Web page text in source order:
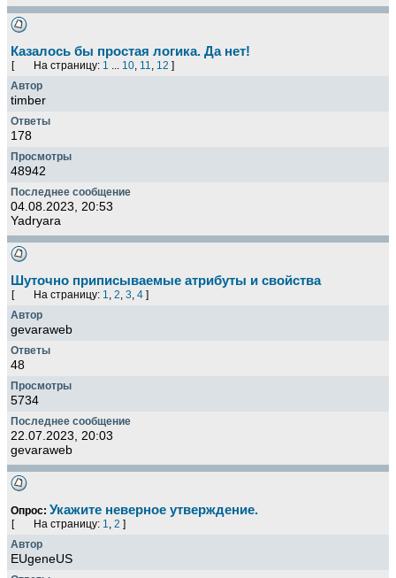
Казалось бы простая логика. Да нет!
[ На страницу: 1 ... 10, 11, 12 ]
timber
178
48942
04.08.2023, 20:53
Yadryara
Шуточно приписываемые атрибуты и свойства
[ На страницу: 1, 2, 3, 4]
gevaraweb
48
5734
22.07.2023, 20:03
gevaraweb
Опрос: Укажите неверное утверждение.
[ На страницу: 1, 2 ]
EUgeneUS